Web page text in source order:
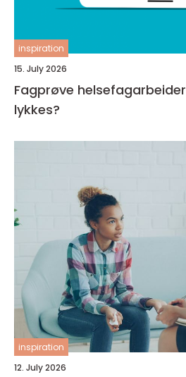
inspiration
15. July 2026
Fagprøve helsefagarbeider hva kreves for å
lykkes?
inspiration
12. July 2026